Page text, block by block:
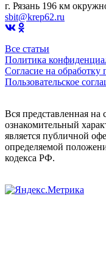
г. Рязань 196 км
sbit@krep62.ru
Все статьи
Политика
Согласие на
Пользовательское
Вся представленная
ознакомительный
является публичной
определяемой
кодекса РФ.